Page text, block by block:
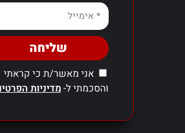
אני מאשר/ת כי קראתי
והסכמתי ל-מדיניות
שליחה